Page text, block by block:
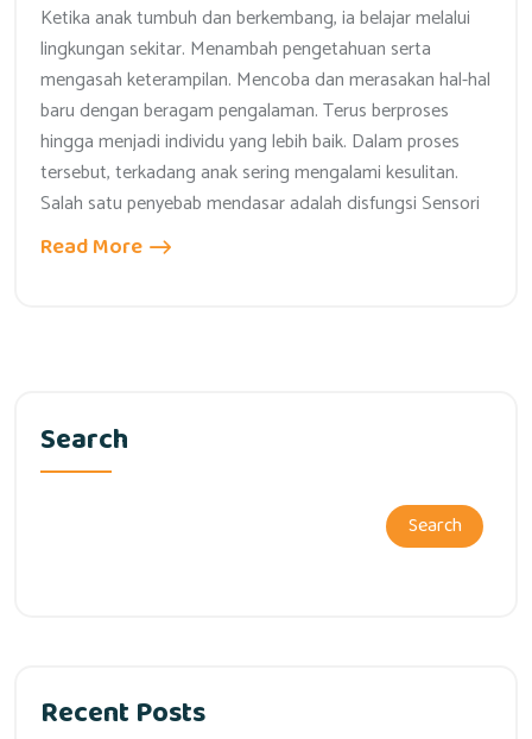
Ketika anak tumbuh dan berkembang, ia belajar melalui
lingkungan sekitar. Menambah pengetahuan serta
mengasah keterampilan. Mencoba dan merasakan hal-hal
baru dengan beragam pengalaman. Terus berproses
hingga menjadi individu yang lebih baik. Dalam proses
tersebut, terkadang anak sering mengalami kesulitan.
Salah satu penyebab mendasar adalah disfungsi Sensori
Read More
Search
Search
Recent Posts